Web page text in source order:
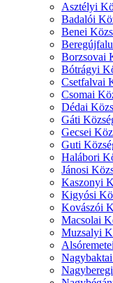
Asztélyi
Badalói
Benei
Borzsovai
Bótrágyi
Csetfalvai
Csomai
Dédai
Gáti
Gecsei
Guti
Halábori
Jánosi
Kaszonyi
Kigyósi
Kovászói
Macsolai
Muzsalyi